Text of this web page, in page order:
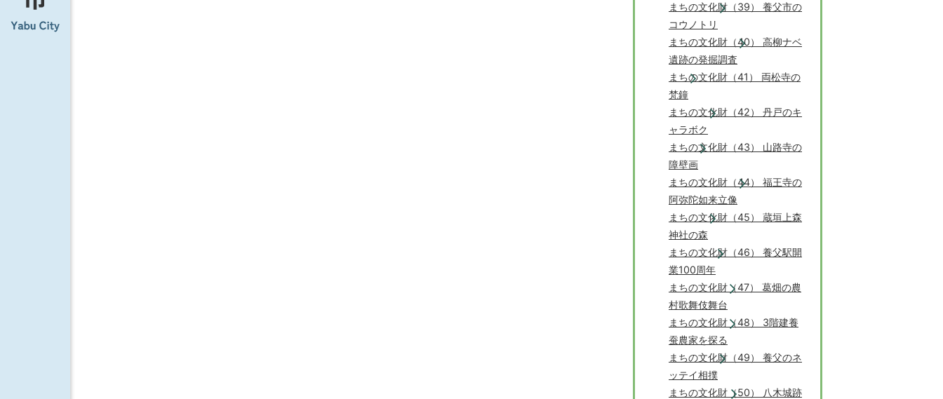
まちの文化財（39） 養父市の
コウノトリ
まちの文化財（40） 高柳ナベ
遺跡の発掘調査
まちの文化財（41） 両松寺の
梵鐘
まちの文化財（42） 丹戸のキ
ャラボク
まちの文化財（43） 山路寺の
障壁画
まちの文化財（44） 福王寺の
阿弥陀如来立像
まちの文化財（45） 蔵垣上森
神社の森
まちの文化財（46） 養父駅開
業100周年
まちの文化財（47） 葛畑の農
村歌舞伎舞台
まちの文化財（48） 3階建養
蚕農家を探る
まちの文化財（49） 養父のネ
ッテイ相撲
まちの文化財（50） 八木城跡